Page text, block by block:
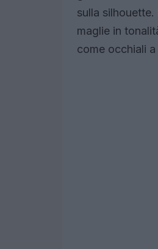
sulla
maglie in
come occhiali